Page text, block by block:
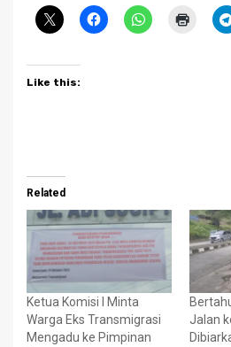
Like this:
Related
Ketua Komisi I Minta
Warga Eks Transmigrasi
Mengadu ke Pimpinan
Jalan